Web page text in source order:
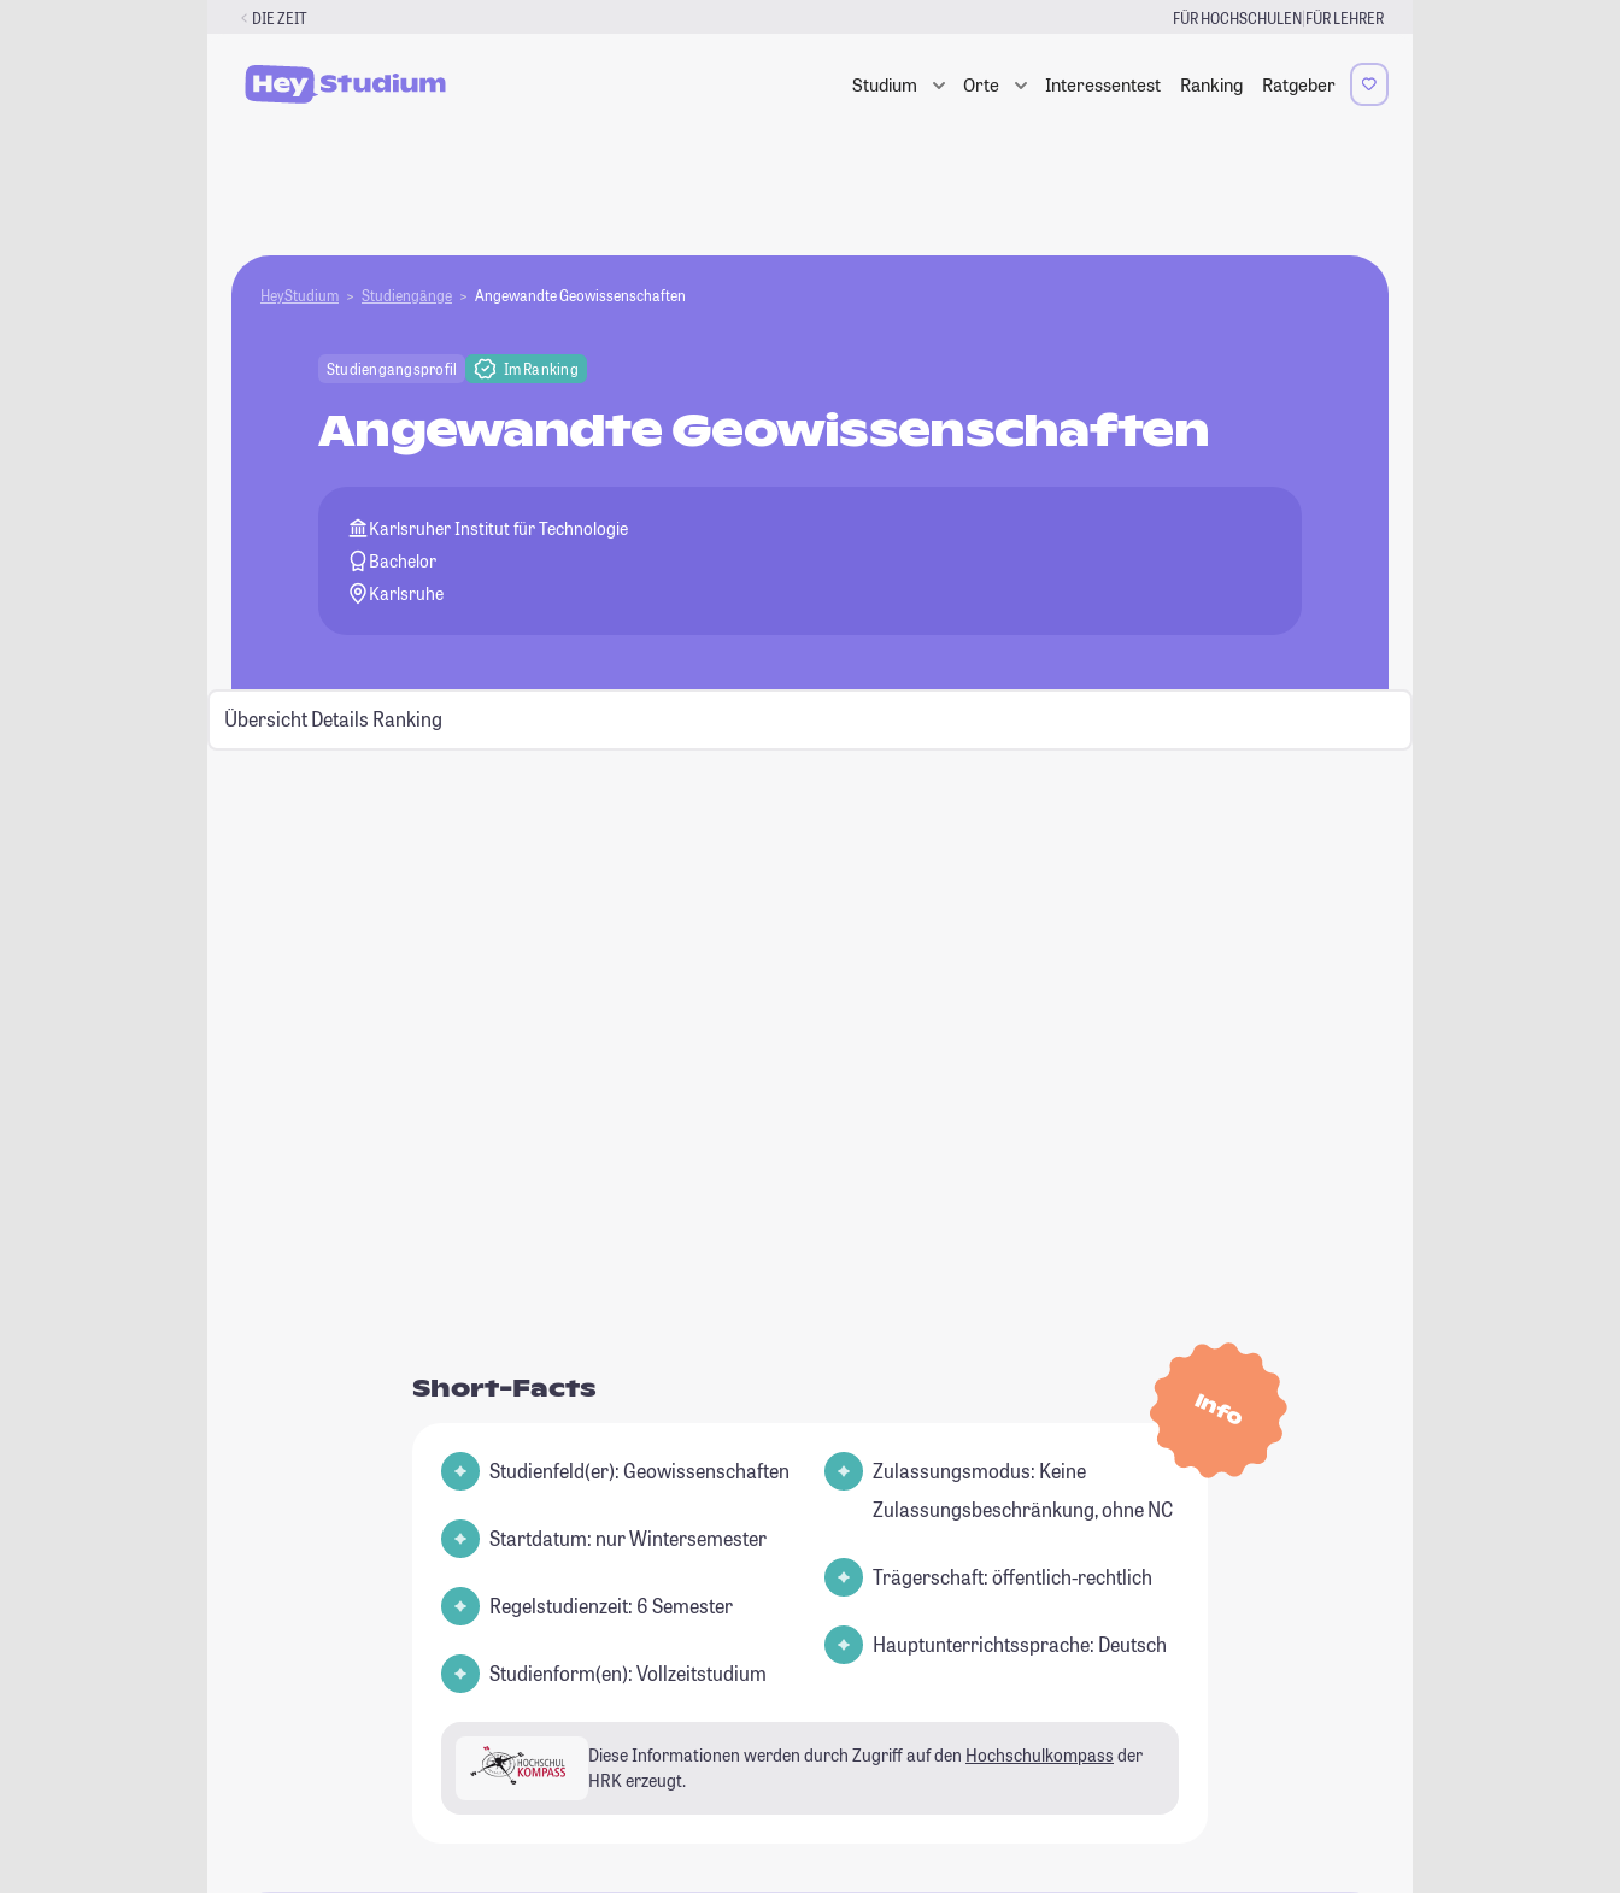
DIE ZEIT FÜR HOCHSCHULEN|FÜR LEHRER
Studium Orte Interessentest Ranking Ratgeber
HeyStudium Studiengänge Angewandte Geowissenschaften
Studiengangsprofil Im Ranking
Angewandte Geowissenschaften
Karlsruher Institut für Technologie
Bachelor
Karlsruhe
Übersicht Details Ranking
Info
Short-Facts
Studienfeld(er): Geowissenschaften
Startdatum: nur Wintersemester
Regelstudienzeit: 6 Semester
Studienform(en): Vollzeitstudium
Zulassungsmodus: Keine
Zulassungsbeschränkung, ohne NC
Trägerschaft: öffentlich-rechtlich
Hauptunterrichtssprache: Deutsch
Diese Informationen werden durch Zugriff auf den Hochschulkompass der
HRK erzeugt.